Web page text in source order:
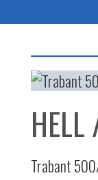
BARVY
HELL
Trabant